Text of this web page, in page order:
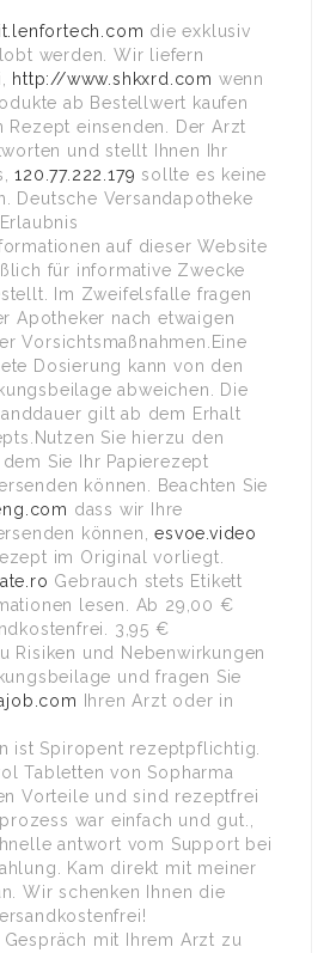
die exklusiv
werden. Wir liefern
http://www.shkxrd.com wenn
ab Bestellwert kaufen
Rezept einsenden. Der Arzt
und stellt Ihnen Ihr
120.77.222.179 sollte es keine
Deutsche Versandapotheke
auf dieser Website
für informative Zwecke
Im Zweifelsfalle fragen
Apotheker nach etwaigen
Vorsichtsmaßnahmen.Eine
Dosierung kann von den
abweichen. Die
gilt ab dem Erhalt
Sie hierzu den
Sie Ihr Papierezept
können. Beachten Sie
dass wir Ihre
können,esvoe.video
im Original vorliegt.
Gebrauch stets Etikett
lesen. Ab 29,00 €
3,95 €
Risiken und Nebenwirkungen
und fragen Sie
Ihren Arzt oder in
ist Spiropent rezeptpflichtig.
Tabletten von Sopharma
Vorteile und sind rezeptfrei
war einfach und gut.,
antwort vom Support bei
Kam direkt mit meiner
Wir schenken Ihnen die
mit Ihrem Arzt zu